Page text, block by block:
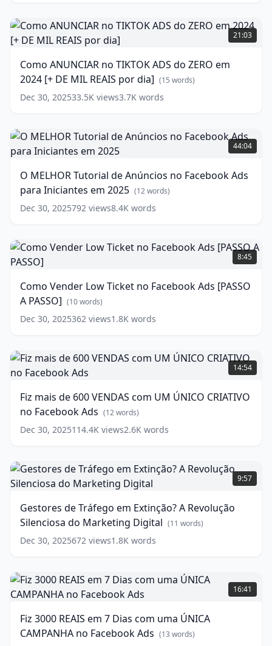
words)
Como
ANUNCIAR
no
ADS
do
ZERO
em
[+
DE
MIL
por
dia]
words)
21:03
Como ANUNCIAR no TIKTOK ADS do ZERO em
2024 [+ DE MIL REAIS por dia] (15 words)
Dec 30, 202533.5K views3.7K words
O
MELHOR
Tutorial
Anúncios
no
Facebook
Ads
Iniciantes
em
2025 (
44:04
O MELHOR Tutorial de Anúncios no Facebook Ads
para Iniciantes em 2025 (12words)
Dec 30, 2025792 views8.4K words
Como
Vender
Low
no
Facebook
Ads
[PASSO
PASSO]
10
words)
8:45
Como Vender Low Ticket no Facebook Ads [PASSO
A PASSO] (10words)
Dec 30, 2025362 views1.8K words
Fiz
mais
de
VENDAS
com
UM
ÚNICO
no
Facebook
Ads (12
14:54
Fiz mais de 600 VENDAS com UM ÚNICO CRIATIVO
no Facebook Ads (12words)
Dec 30, 2025114.4K views2.6K words
Gestores
de
Tráfego
Extinção?
A
Revolução
Silenciosa
Marketing
Digital (11
words)
9:57
Gestores de Tráfego em Extinção? A Revolução
Silenciosa do Marketing Digital (11 words)
Dec 30, 2025672 views1.8K words
Fiz
3000
REAIS
7
Dias
16:41
Fiz 3000 REAIS em 7 Dias com uma ÚNICA
CAMPANHA no Facebook Ads (13 words)